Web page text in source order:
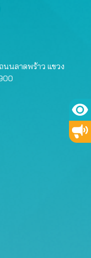
นนลาดพร้าว แขวง